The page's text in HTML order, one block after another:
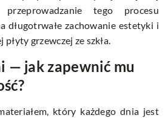
przeprowadzanie tego procesu
długotrwałe zachowanie estetyki i
grzewczej ze szkła.
— jak zapewnić mu
który każdego dnia jest